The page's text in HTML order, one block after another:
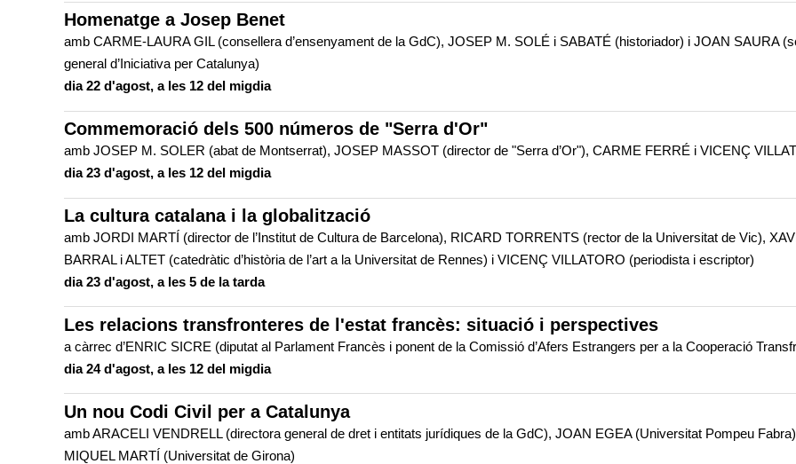
Homenatge a Josep Benet
amb CARME-LAURA GIL (consellera d’ensenyament de la GdC), JOSEP M. SOLÉ i SABATÉ (historiador) i JOAN SAURA
general d’Iniciativa per Catalunya)
dia 22 d'agost, a les 12 del migdia
Commemoració dels 500 números de "Serra d'Or"
amb JOSEP M. SOLER (abat de Montserrat), JOSEP MASSOT (director de "Serra d’Or"), CARME FERRÉ i VICENÇ
dia 23 d'agost, a les 12 del migdia
La cultura catalana i la globalització
amb JORDI MARTÍ (director de l’Institut de Cultura de Barcelona), RICARD TORRENTS (rector de la Universitat de Vic),
BARRAL i ALTET (catedràtic d’història de l’art a la Universitat de Rennes) i VICENÇ VILLATORO (periodista i escriptor)
dia 23 d'agost, a les 5 de la tarda
Les relacions transfronteres de l'estat francès: situació i perspectives
a càrrec d’ENRIC SICRE (diputat al Parlament Francès i ponent de la Comissió d’Afers Estrangers per a la Cooperació
dia 24 d'agost, a les 12 del migdia
Un nou Codi Civil per a Catalunya
amb ARACELI VENDRELL (directora general de dret i entitats jurídiques de la GdC), JOAN EGEA (Universitat Pompeu
MIQUEL MARTÍ (Universitat de Girona)